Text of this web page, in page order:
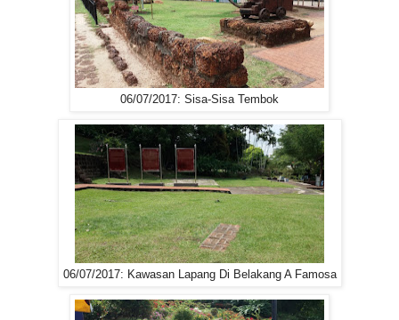
06/07/2017: Sisa-Sisa Tembok
06/07/2017: Kawasan Lapang Di Belakang A Famosa